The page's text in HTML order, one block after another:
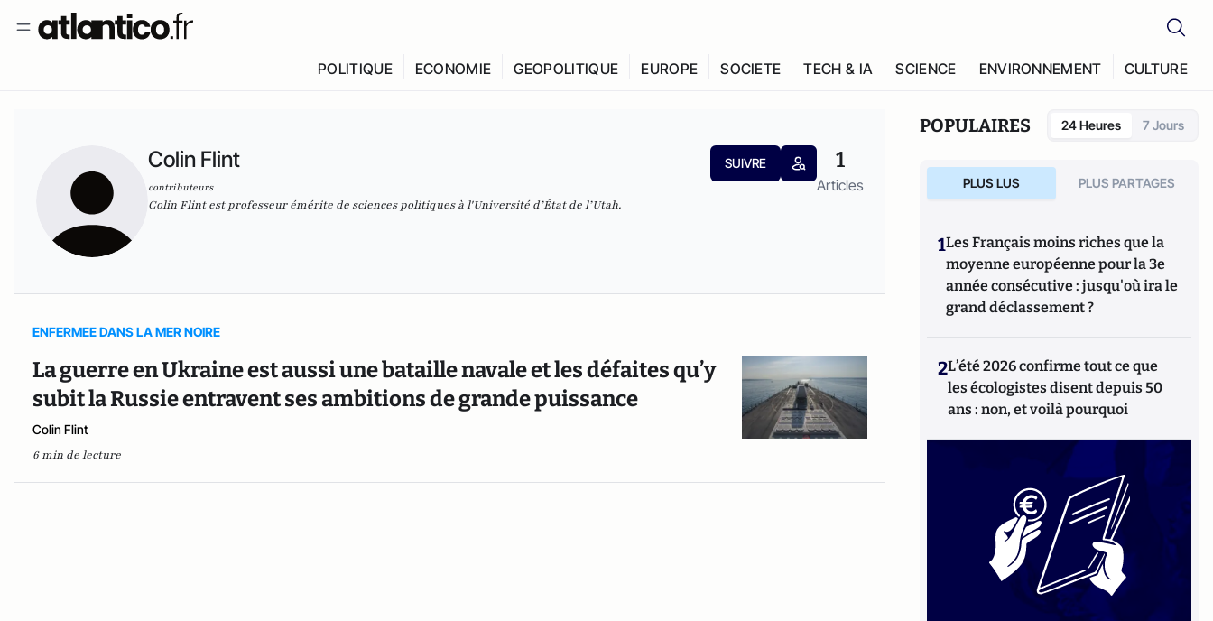
POLITIQUE ECONOMIE GEOPOLITIQUE EUROPE SOCIETE TECH & IA SCIENCE ENVIRONNEMENT CULTURE
Colin Flint
contributeurs
SUIVRE 1
Articles
Colin Flint est professeur émérite de sciences politiques à l'Université d’État de l’Utah.
ENFERMEE DANS LA MER NOIRE
La guerre en Ukraine est aussi une bataille navale et les défaites qu’y
subit la Russie entravent ses ambitions de grande puissance
Colin Flint
6 min de lecture
POPULAIRES 24 Heures 7 Jours
PLUS LUS PLUS PARTAGES
1Les Français moins riches que la
moyenne européenne pour la 3e
année consécutive : jusqu'où ira le
grand déclassement ?
2L’été 2026 confirme tout ce que
les écologistes disent depuis 50
ans : non, et voilà pourquoi